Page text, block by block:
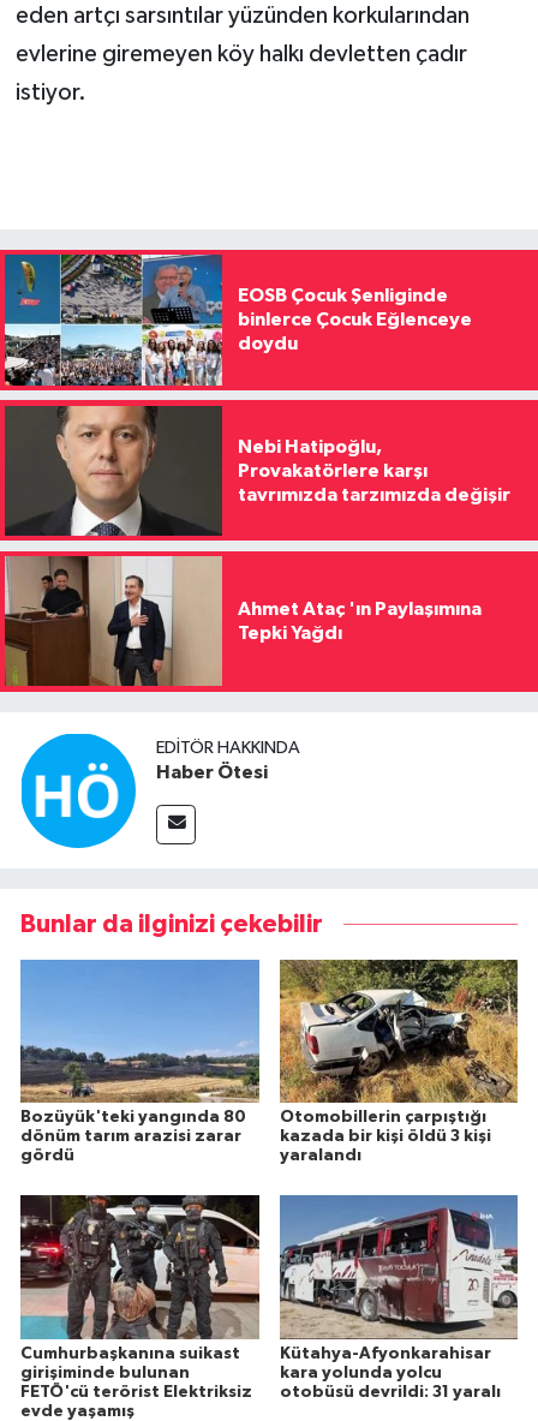
eden artçı sarsıntılar yüzünden korkularından
evlerine giremeyen köy halkı devletten çadır
istiyor.
EOSB Çocuk Şenliginde
binlerce Çocuk Eğlenceye
doydu
Nebi Hatipoğlu,
Provakatörlere karşı
tavrımızda tarzımızda değişir
Ahmet Ataç 'ın Paylaşımına
Tepki Yağdı
EDITÖR HAKKINDA
Haber Ötesi
Bunlar da ilginizi çekebilir
Bozüyük'teki yangında 80
dönüm tarım arazisi zarar
gördü
Otomobillerin çarpıştığı
kazada bir kişi öldü 3 kişi
yaralandı
Cumhurbaşkanına suikast
girişiminde bulunan
FETÖ'cü terörist Elektriksiz
evde yaşamış
Kütahya-Afyonkarahisar
kara yolunda yolcu
otobüsü devrildi: 31 yaralı